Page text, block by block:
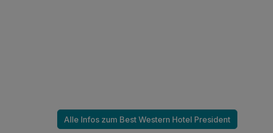
Alle Infos zum Best Western Hotel President